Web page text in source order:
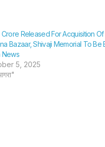
Released For Acquisition Of
Bazaar, Shivaji Memorial To Be
News
5, 2025